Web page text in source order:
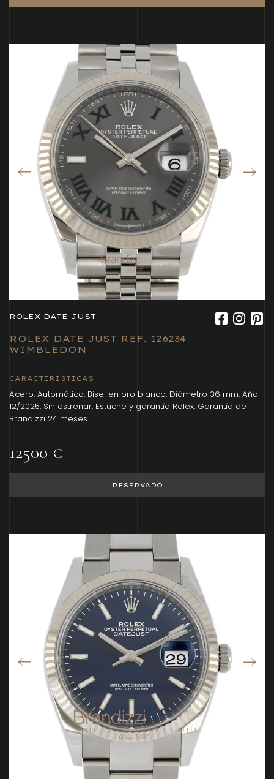
ROLEX DATE JUST
ROLEX DATE JUST REF. 126234
WIMBLEDON
CARACTERÍSTICAS
Acero, Automático, Bisel en oro blanco, Diámetro 36 mm, Año
12/2025, Sin estrenar, Estuche y garantía Rolex, Garantía de
Brandizzi 24 meses
12500 €
RESERVADO